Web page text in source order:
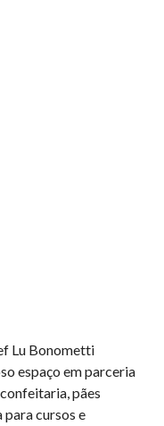
Lu Bonometti
espaço em parceria
pães
para cursos e